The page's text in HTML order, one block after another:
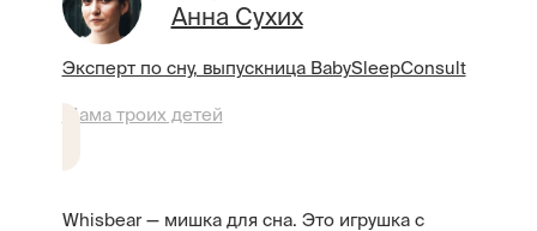
Анна Сухих
Эксперт по сну, выпускница BabySleepConsult
Мама троих детей
Whisbear — мишка для сна. Это игрушка с